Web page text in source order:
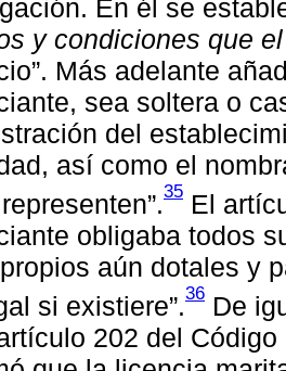
En él se
y condiciones que
Más adelante
sea soltera o
del
así como el
35 El
obligaba todos
aún dotales y
si existiere”.36 De
202 del